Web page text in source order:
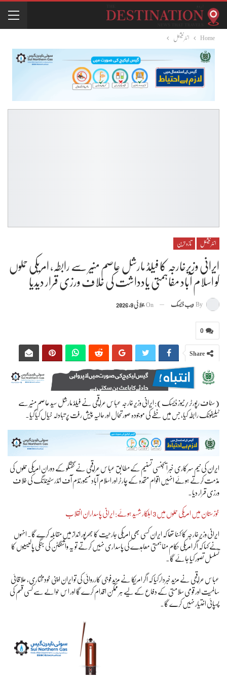
Home انٹرنیشنل
انٹرنیشنل تازہ ترین
ایرانی وزیرخارجہ کا فیلڈ مارشل عاصم منیر سے رابطہ، امریکی حملوں
کو اسلام آباد مفاہمتی یادداشت کی خلاف ورزی قرار دیدیا
By ویب ڈیسک On جولائی 9, 2026
0
Share
(سٹاف رپورٹر/نیوز ڈیسک) : ایرانی وزیر خارجہ عباس عراقچی نے فیلڈ مارشل سید عاصم منیر سے
ٹیلیفونک رابطہ کیا، جس میں خطے کی موجودہ صورتحال اور حالیہ پیش رفت پر تبادلہ خیال کیا گیا۔
ایران کی نیم سرکاری خبر ایجنسی تسنیم کے مطابق عباس عراقچی نے گفتگو کے دوران امریکی حملوں کی
مذمت کرتے ہوئے انہیں اقوام متحدہ کے چارٹر اور اسلام آباد میمورنڈم آف انڈرسٹینڈنگ کی خلاف
ورزی قرار دیا۔
خوزستان میں امریکی حملوں میں 3 اہلکار شہید ہوئے: ایرانی پاسداران انقلاب
ایرانی وزیر خارجہ کا کہنا تھا کہ ایران کسی بھی امریکی جارحیت کا بھرپور انداز میں مقابلہ کرے گا۔ انہوں
نے کہا کہ اگر امریکی حکام مفاہمتی معاہدے کی پاسداری نہیں کرتے تو یہ واشنگٹن کی جنگی پالیسیوں کا
تسلسل تصور کیا جائے گا۔
عباس عراقچی نے مزید خبردار کیا کہ اگر امریکا نے مزید فوجی کارروائی کی تو ایران اپنی خودمختاری، علاقائی
سالمیت اور قومی سلامتی کے دفاع کے لیے ہر ممکن اقدام کرے گا اور اس حوالے سے کسی قسم کی
پسپائی اختیار نہیں کرے گا۔